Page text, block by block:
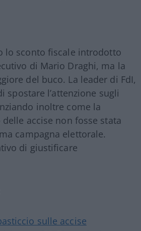
lo sconto fiscale introdotto
di Mario Draghi, ma la
del buco. La leader di FdI,
spostare l’attenzione sugli
inoltre come la
accise non fosse stata
campagna elettorale.
di giustificare
sulle accise